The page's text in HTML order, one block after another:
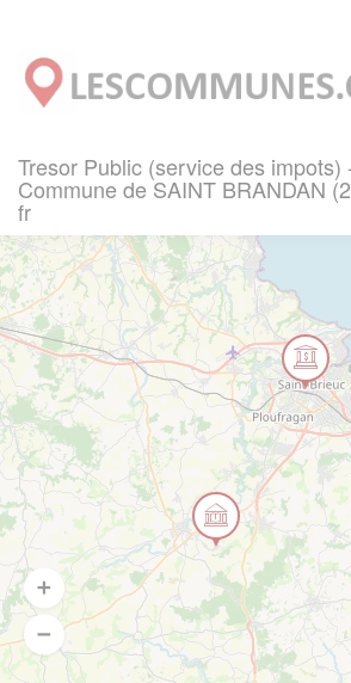
Tresor Public (service des impots)
Commune de SAINT BRANDAN
fr